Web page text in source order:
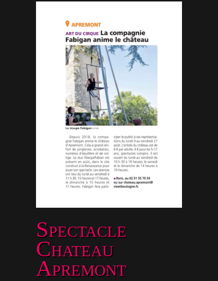
Spectacle
Chateau
Apremont